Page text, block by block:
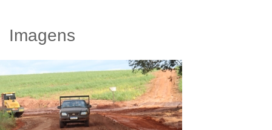
Imagens